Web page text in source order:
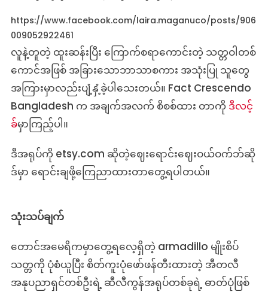
https://www.facebook.com/laira.maganuco/posts/906
009052922461
လူနဲ့တူတဲ့ ထူးဆန်းပြီး ကြောက်စရာကောင်းတဲ့ သတ္တဝါတစ်
ကောင်အဖြစ် အခြားသောဘာသာစကား အသုံးပြု သူတွေ
အကြားမှာလည်းပျံ့နှံ့ခဲ့ပါသေးတယ်။ Fact Crescendo
Bangladesh က အချက်အလက် စိစစ်ထား တာကို ဒီလင့်
ခ်မှာကြည့်ပါ။
ဒီအရုပ်ကို etsy.com ဆိုတဲ့ဈေးရောင်းဈေးဝယ်ဝက်ဘ်ဆို
ဒ်မှာ ရောင်းချဖို့ကြေညာထားတာတွေ့ရပါတယ်။
သုံးသပ်ချက်
တောင်အမေရိကမှာတွေ့ရလေ့ရှိတဲ့ armadillo မျိုးစိပ်
သတ္တကို ပုံစံယူပြီး စိတ်ကူးပုံဖော်ဖန်တီးထားတဲ့ အီတလီ
အနုပညာရှင်တစ်ဦးရဲ့ ဆီလီကွန်အရုပ်တစ်ခုရဲ့ ဓာတ်ပုံဖြစ်